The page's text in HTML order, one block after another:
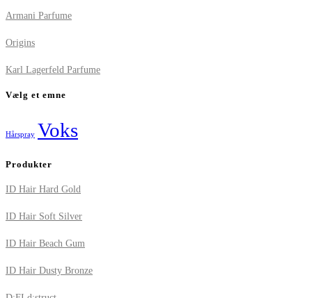
Armani Parfume
Origins
Karl Lagerfeld Parfume
Vælg et emne
Hårspray Voks
Produkter
ID Hair Hard Gold
ID Hair Soft Silver
ID Hair Beach Gum
ID Hair Dusty Bronze